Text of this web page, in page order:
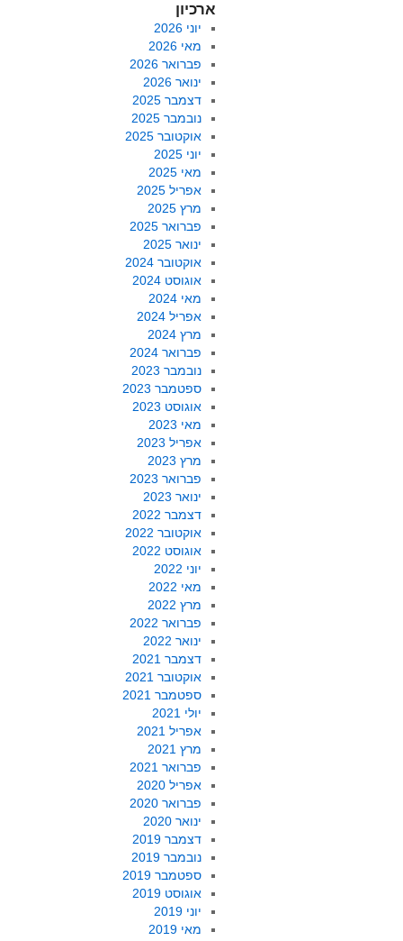
ארכיון
יוני 2026
מאי 2026
פברואר 2026
ינואר 2026
דצמבר 2025
נובמבר 2025
אוקטובר 2025
יוני 2025
מאי 2025
אפריל 2025
מרץ 2025
פברואר 2025
ינואר 2025
אוקטובר 2024
אוגוסט 2024
מאי 2024
אפריל 2024
מרץ 2024
פברואר 2024
נובמבר 2023
ספטמבר 2023
אוגוסט 2023
מאי 2023
אפריל 2023
מרץ 2023
פברואר 2023
ינואר 2023
דצמבר 2022
אוקטובר 2022
אוגוסט 2022
יוני 2022
מאי 2022
מרץ 2022
פברואר 2022
ינואר 2022
דצמבר 2021
אוקטובר 2021
ספטמבר 2021
יולי 2021
אפריל 2021
מרץ 2021
פברואר 2021
אפריל 2020
פברואר 2020
ינואר 2020
דצמבר 2019
נובמבר 2019
ספטמבר 2019
אוגוסט 2019
יוני 2019
מאי 2019